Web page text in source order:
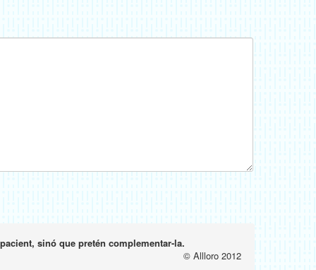
sinó que pretén complementar-la.
© Allloro 2012